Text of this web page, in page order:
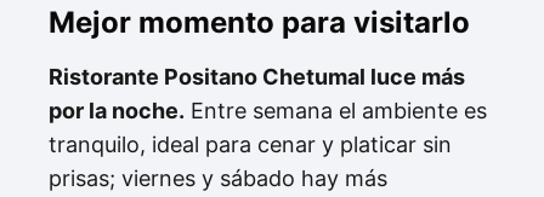
Mejor momento para visitarlo
Ristorante Positano Chetumal luce más
por la noche. Entre semana el ambiente es
tranquilo, ideal para cenar y platicar sin
prisas; viernes y sábado hay más